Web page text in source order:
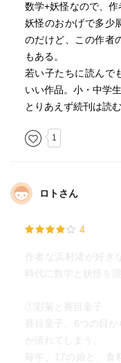
数学+妖怪なので、作
妖怪のおかげで多少
のだけど、この作者
もある。
若い子たちに読んで
いい作品。小・中学
とりあえず続刊は読む
1
ロトさん
4
作者な浜村渚が好き
時代に数学と妖怪を
①彩菊と賽目童子
賽目童子、6つの目
が潰れてしまう。
毎年、17の娘と、